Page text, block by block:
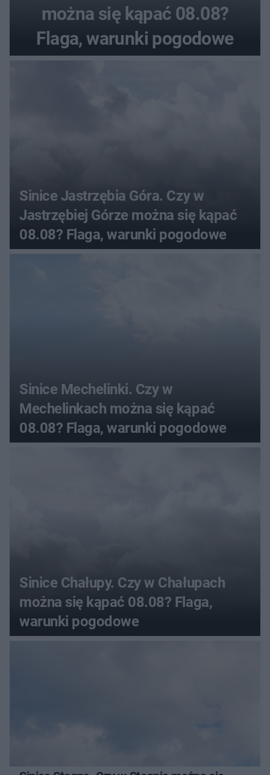
można się kąpać 08.08?
Flaga, warunki pogodowe
Sinice Jastrzębia Góra. Czy w
Jastrzębiej Górze można się kąpać
08.08? Flaga, warunki pogodowe
Sinice Mechelinki. Czy w
Mechelinkach można się kąpać
08.08? Flaga, warunki pogodowe
Sinice Chałupy. Czy w Chałupach
można się kąpać 08.08? Flaga,
warunki pogodowe